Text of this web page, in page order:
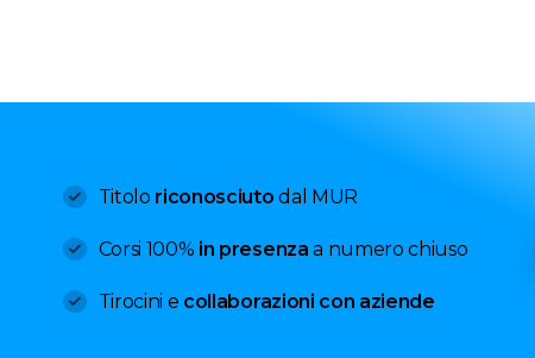
Titolo riconosciuto dal MUR
Corsi 100% in presenza a numero chiuso
Tirocini e collaborazioni con aziende